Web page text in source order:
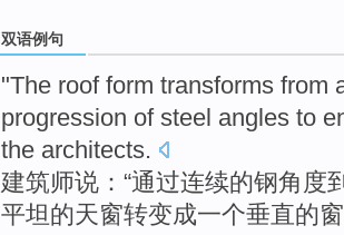
双语例句
"The roof form transforms from
progression of steel angles to
the architects.
建筑师说：“通过连续的钢角度
平坦的天窗转变成一个垂直的